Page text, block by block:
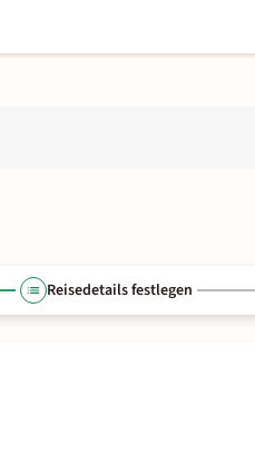
Reisedetails festlegen